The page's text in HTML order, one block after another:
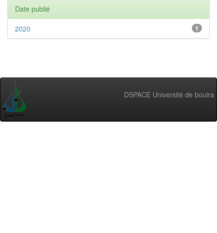
Date publié
1
2020
DSPACE Université de bouira